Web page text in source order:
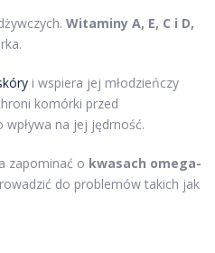
Witaminy A, E, C i D,
i wspiera jej młodzieńczy
komórki przed
na jej jędrność.
zapominać o kwasach omega-
do problemów takich jak